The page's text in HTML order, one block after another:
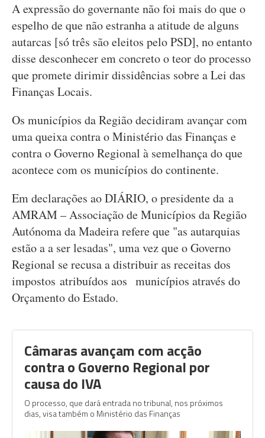
A expressão do governante não foi mais do que o
espelho de que não estranha a atitude de alguns
autarcas [só três são eleitos pelo PSD], no entanto
disse desconhecer em concreto o teor do processo
que promete dirimir dissidências sobre a Lei das
Finanças Locais.
Os municípios da Região decidiram avançar com
uma queixa contra o Ministério das Finanças e
contra o Governo Regional à semelhança do que
acontece com os municípios do continente.
Em declarações ao DIÁRIO, o presidente da a
AMRAM – Associação de Municípios da Região
Autónoma da Madeira refere que "as autarquias
estão a a ser lesadas", uma vez que o Governo
Regional se recusa a distribuir as receitas dos
impostos atribuídos aos municípios através do
Orçamento do Estado.
Câmaras avançam com acção
contra o Governo Regional por
causa do IVA
O processo, que dará entrada no tribunal, nos próximos
dias, visa também o Ministério das Finanças